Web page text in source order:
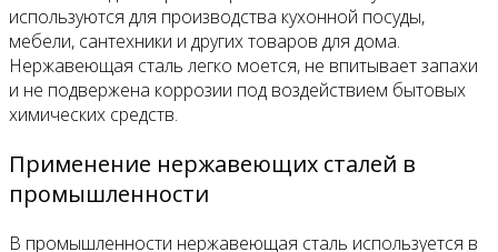
используются для производства кухонной посуды,
мебели, сантехники и других товаров для дома.
Нержавеющая сталь легко моется, не впитывает запахи
и не подвержена коррозии под воздействием бытовых
химических средств.
Применение нержавеющих сталей в
промышленности
В промышленности нержавеющая сталь используется в